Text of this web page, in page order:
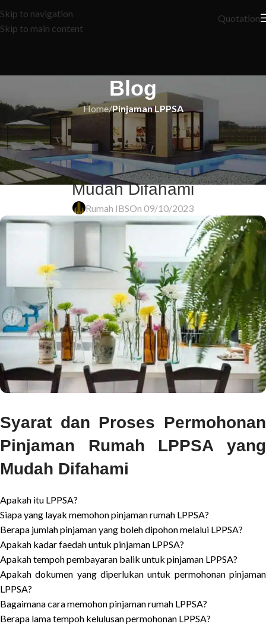
Skip to navigation
Skip to main content
Quotation
Blog
Home/Pinjaman LPPSA
PINJAMAN LPPSA
Syarat dan Proses Permohonan
Pinjaman Rumah LPPSA yang
Mudah Difahami
Rumah IBSOn 09/10/2023
Syarat dan Proses Permohonan
Pinjaman Rumah LPPSA yang
Mudah Difahami
Apakah itu LPPSA?
Siapa yang layak memohon pinjaman rumah LPPSA?
Berapa jumlah pinjaman yang boleh dipohon melalui LPPSA?
Apakah kadar faedah untuk pinjaman LPPSA?
Apakah tempoh pembayaran balik untuk pinjaman LPPSA?
Apakah dokumen yang diperlukan untuk permohonan pinjaman
LPPSA?
Bagaimana cara memohon pinjaman rumah LPPSA?
Berapa lama tempoh kelulusan permohonan LPPSA?